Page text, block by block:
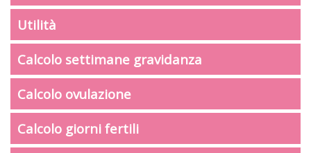
Utilità
Calcolo settimane gravidanza
Calcolo ovulazione
Calcolo giorni fertili